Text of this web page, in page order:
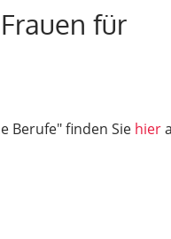
für
Berufe" finden Sie hier